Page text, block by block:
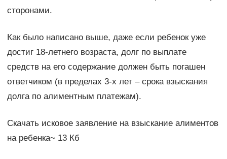
сторонами.
Как было написано выше, даже если ребенок уже
достиг 18-летнего возраста, долг по выплате
средств на его содержание должен быть погашен
ответчиком (в пределах 3-х лет – срока взыскания
долга по алиментным платежам).
Скачать исковое заявление на взыскание алиментов
на ребенка~ 13 Кб